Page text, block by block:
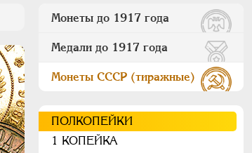
Монеты до 1917 года
Медали до 1917 года
Монеты СССР (тиражные)
ПОЛКОПЕЙКИ
1 КОПЕЙКА